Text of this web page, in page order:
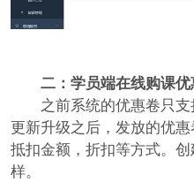
二：学员端在线购课
之前系统的优惠卷只支
更新升级之后，发放的优
抵扣金额，折扣等方式。
样。